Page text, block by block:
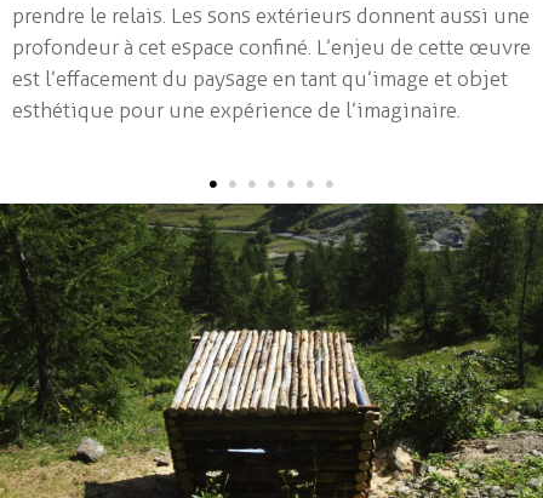
Immersion
The red room
Place of birth
School Workshops
Parutions
cv
contact / links
français | english
prendre le relais. Les sons extérieurs donnent aussi une
profondeur à cet espace confiné. L’enjeu de cette œuvre
est l’effacement du paysage en tant qu’image et objet
esthétique pour une expérience de l’imaginaire.
• • • • • • •